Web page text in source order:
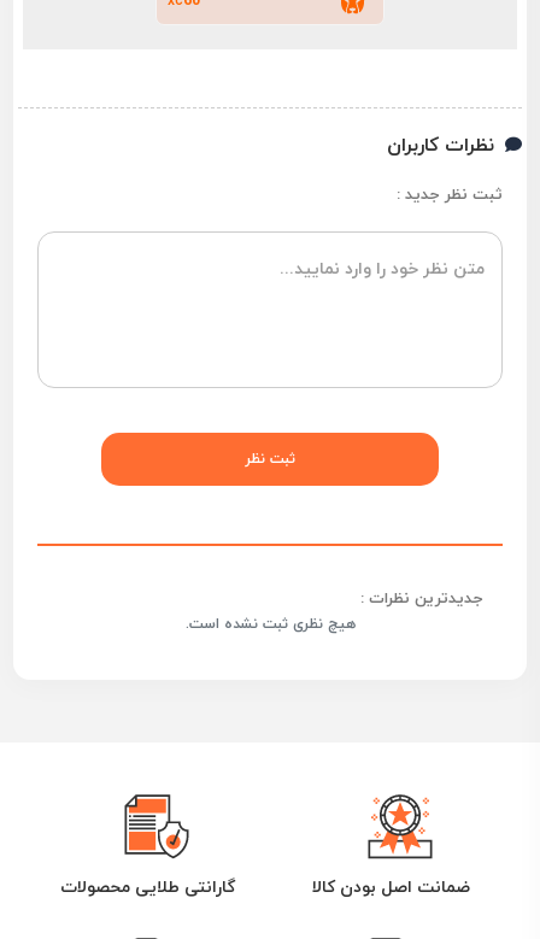
نظرات کاربران
ثبت نظر جدید :
جدیدترین نظرات :
هیچ نظری ثبت نشده است.
ضمانت اصل بودن کالا گارانتی طلایی محصولات